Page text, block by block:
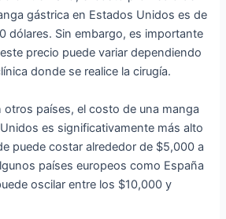
gástrica en Estados Unidos es de
dólares. Sin embargo, es importante
precio puede variar dependiendo
donde se realice la cirugía.
países, el costo de una manga
es significativamente más alto
puede costar alrededor de $5,000 a
países europeos como España
oscilar entre los $10,000 y